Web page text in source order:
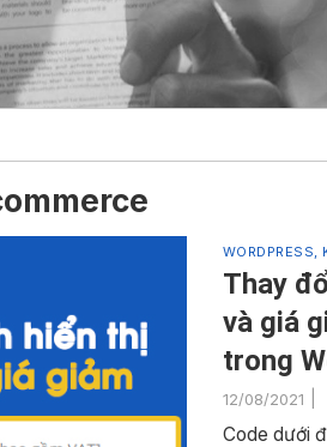
WORDPRESS,
Thay
và giá
trong
12/08/2021
Code dưới